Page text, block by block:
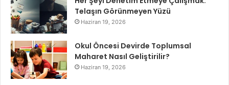
Telaşın Görünmeyen Yüzü
Haziran 19, 2026
Okul Öncesi Devirde Toplumsal
Maharet Nasıl Geliştirilir?
Haziran 19, 2026